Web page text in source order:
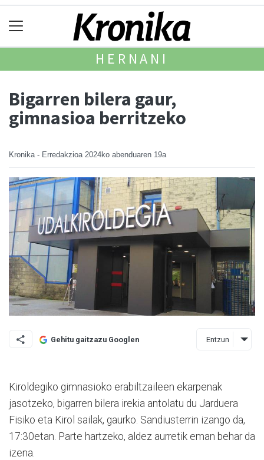
HERNANI
Bigarren bilera gaur,
gimnasioa berritzeko
Kronika - Erredakzioa 2024ko abenduaren 19a
Gehitu gaitzazu Googlen Entzun
Kiroldegiko gimnasioko erabiltzaileen ekarpenak
jasotzeko, bigarren bilera irekia antolatu du Jarduera
Fisiko eta Kirol sailak, gaurko. Sandiusterrin izango da,
17:30etan. Parte hartzeko, aldez aurretik eman behar da
izena.